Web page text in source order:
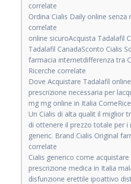
correlate
Ordina Cialis Daily online senza
correlate
online sicuroAcquista Tadalafil
Tadalafil CanadaSconto Cialis
farmacia internetdifferenza tra
Ricerche correlate
Dove Acquistare Tadalafil
prescrizione necessaria per
mg mg online in Italia
Un Cialis di alta qualit il miglior
di ottenere il prezzo totale per i
generic. Brand Cialis Original
correlate
Cialis generico come acquistare
prescrizione medica in Italia
disfunzione erettile ipoattivo